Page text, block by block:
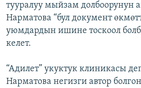
тууралуу мыйзам долбоорунун
Нарматова “бул документ
уюмдардын ишине тоскоол
келет.
“Адилет” укуктук клиникасы
Нарматова негизги автор